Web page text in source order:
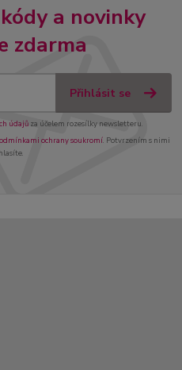
a novinky
zdarma
Přihlásit se
údajůza účelem rozesílky newsletteru.
ochrany soukromí. Potvrzením s nimi